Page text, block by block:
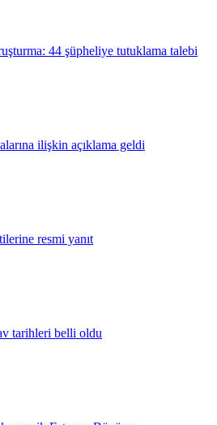
44 şüpheliye tutuklama talebi
ilişkin açıklama geldi
resmi yanıt
tarihleri belli oldu